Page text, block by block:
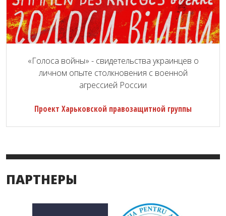
«Голоса войны» - свидетельства украинцев о
личном опыте столкновения с военной
агрессией России
Проект Харьковской правозащитной группы
ПАРТНЕРЫ